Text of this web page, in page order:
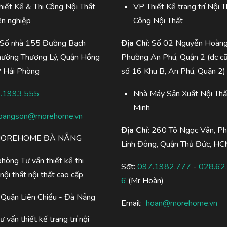
Kế & Thi Công Nội Thất
nghiệp
nhà 155 Đường Bạch
Thượng Lý, Quận Hồng
Hải Phòng
ĐÀ NẴNG
Tư vấn thiết kế thi
thất nội thất cao cấp
Quận Liên Chiểu - Đà Nẵng
vấn thiết kế trang trí nội
VP Thiết Kế trang trí Nội
Công Nội Thất
Địa Chỉ: Số 02 Nguyễn
Phường An Phú, Quận 2 (đc
số 16 Khu B, An Phú, Quận 2)
Nhà Máy Sản Xuất Nội
Minh
Địa Chỉ: 260 Tô Ngọc Vân,
Linh Đông, Quận Thủ Đức,
Sđt: 097.1982.777 -
6 (Mr Hoàn)
Email: hoan@morehome.vn